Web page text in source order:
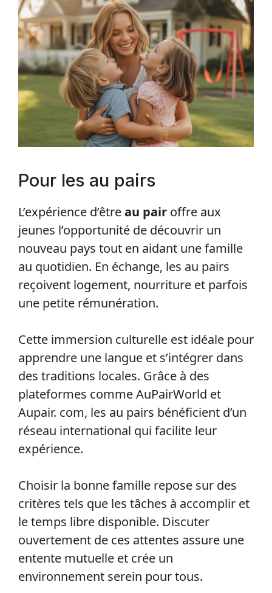
Pour les au pairs
L’expérience d’êtreau pair offre aux
jeunes l’opportunité de découvrir un
nouveau pays tout en aidant une famille
au quotidien. En échange, les au pairs
reçoivent logement, nourriture et parfois
une petite rémunération.
Cette immersion culturelle est idéale pour
apprendre une langue et s’intégrer dans
des traditions locales. Grâce à des
plateformes comme AuPairWorld et
Aupair. com, les au pairs bénéficient d’un
réseau international qui facilite leur
expérience.
Choisir la bonne famille repose sur des
critères tels que les tâches à accomplir et
le temps libre disponible. Discuter
ouvertement de ces attentes assure une
entente mutuelle et crée un
environnement serein pour tous.